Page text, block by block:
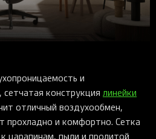
и
конструкция линейки
отличный воздухообмен,
прохладно и комфортно. Сетка
царапинам, пыли и пролитой